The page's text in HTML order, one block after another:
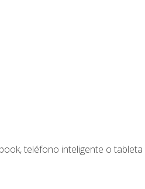
teléfono inteligente o